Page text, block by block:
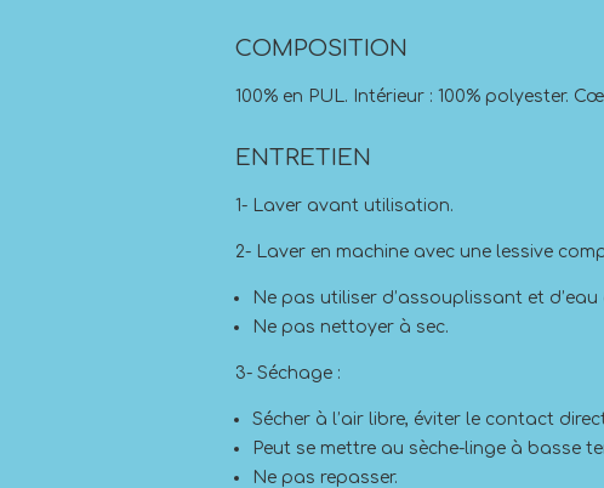
COMPOSITION
100% en PUL. Intérieur : 100% polyester.
ENTRETIEN
1- Laver avant utilisation.
2- Laver en machine avec une lessive
Ne pas utiliser d’assouplissant et d’eau
Ne pas nettoyer à sec.
3- Séchage :
Sécher à l’air libre, éviter le contact
Peut se mettre au sèche-linge à basse
Ne pas repasser.